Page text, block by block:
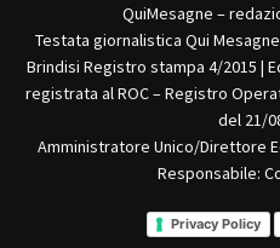
QuiMesagne –
Testata giornalistica Qui
Brindisi Registro stampa 4/2015 |
registrata al ROC – Registro
del 21/
Amministratore Unico/Direttore
Responsabile:
Privacy Policy